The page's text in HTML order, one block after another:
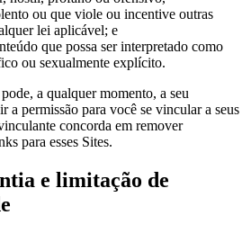
ou que viole ou incentive outras
lei aplicável; e
que possa ser interpretado como
ou sexualmente explícito.
a qualquer momento, a seu
a permissão para você se vincular a seus
concorda em remover
para esses Sites.
e limitação de